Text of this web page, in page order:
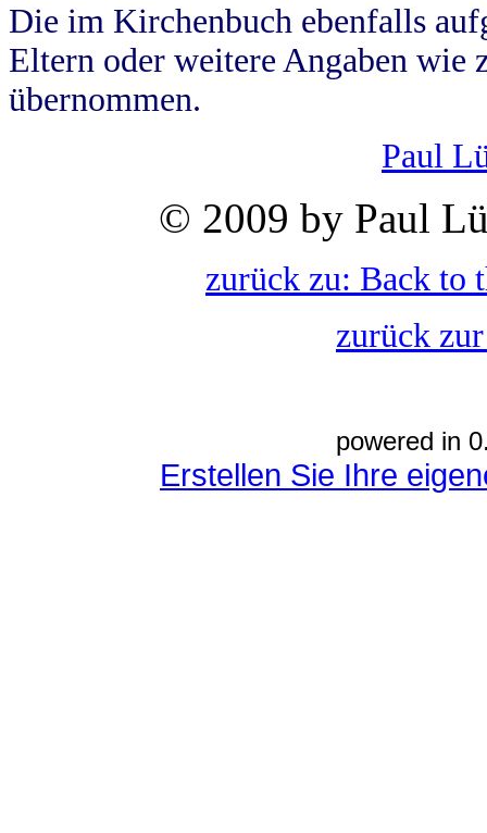
Die im Kirchenbuch ebenfalls
Eltern oder weitere Angaben wie
übernommen.
Paul
© 2009 by Paul
zurück zu: Back to
zurück
powered in
Erstellen Sie Ihre